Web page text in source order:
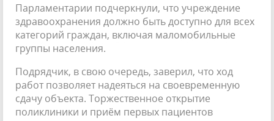
Парламентарии подчеркнули, что учреждение
здравоохранения должно быть доступно для всех
категорий граждан, включая маломобильные
группы населения.
Подрядчик, в свою очередь, заверил, что ход
работ позволяет надеяться на своевременную
сдачу объекта. Торжественное открытие
поликлиники и приём первых пациентов